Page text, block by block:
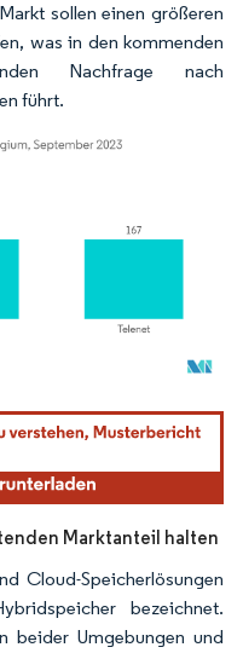
sollen einen größeren
was in den kommenden
Nachfrage nach
führt.
erfordert Namensnennung gemäß
Marktanteil halten
Cloud-Speicherlösungen
bezeichnet.
beider Umgebungen und